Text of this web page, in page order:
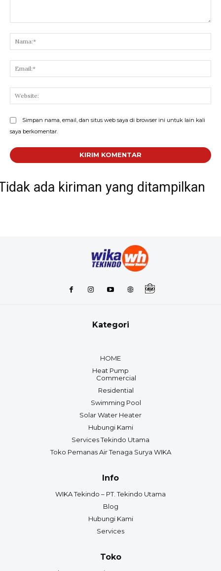
Simpan nama, email, dan situs web saya di browser ini untuk lain kali
saya berkomentar.
ada kiriman yang ditampilkan
Kategori
HOME
Heat Pump
Commercial
Residential
Swimming Pool
Solar Water Heater
Hubungi Kami
Services Tekindo Utama
Toko Pemanas Air Tenaga Surya WIKA
Info
WIKA Tekindo – PT. Tekindo Utama
Blog
Hubungi Kami
Services
Toko